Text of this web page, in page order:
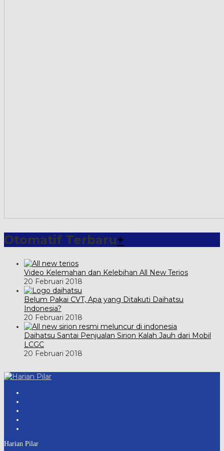
Otomatif Terbaru+
Video Kelemahan dan Kelebihan All New Terios
20 Februari 2018
Belum Pakai CVT, Apa yang Ditakuti Daihatsu
Indonesia?
20 Februari 2018
Daihatsu Santai Penjualan Sirion Kalah Jauh dari Mobil
LCGC
20 Februari 2018
Harian Pilar